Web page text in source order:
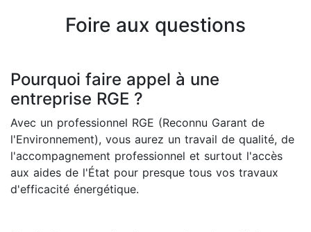
Foire aux questions
Pourquoi faire appel à une
entreprise RGE ?
Avec un professionnel RGE (Reconnu Garant de
l'Environnement), vous aurez un travail de qualité, de
l'accompagnement professionnel et surtout l'accès
aux aides de l'État pour presque tous vos travaux
d'efficacité énergétique.